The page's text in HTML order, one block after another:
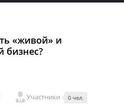
«живой» и
бизнес?
Участники 0 чел.